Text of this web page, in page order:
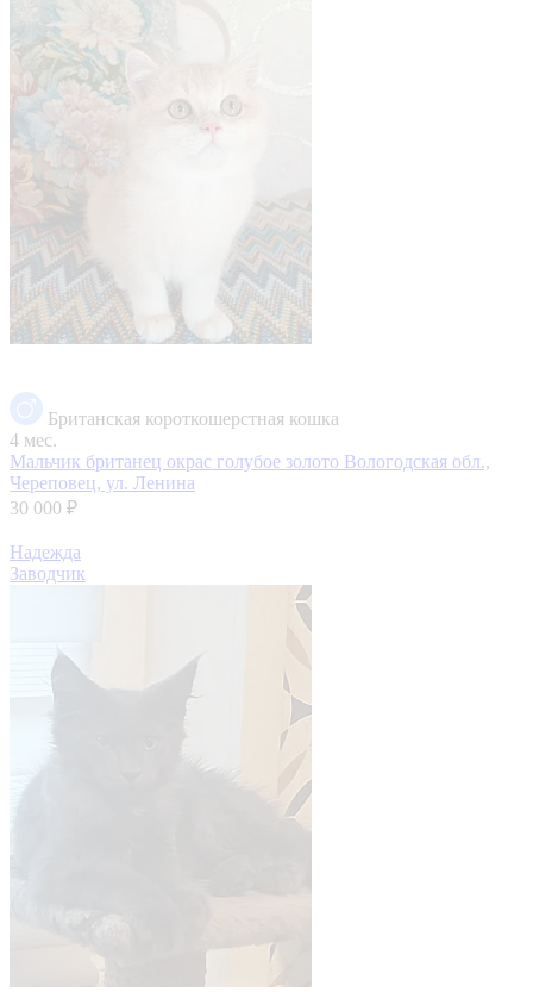
Британская короткошерстная кошка
4 мес.
Мальчик британец окрас голубое золото Вологодская обл.,
Череповец, ул. Ленина
30 000 ₽
Надежда
Заводчик